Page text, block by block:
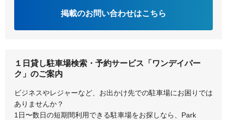
掲載のお問い合わせはこちら
１日貸し駐車場検索・予約サービス「ワンデイパー
ク」のご案内
ビジネスやレジャーなど、お出かけ先での駐車場にお困りでは
ありませんか？
1日〜数日の短期間利用できる駐車場をお探しなら、Park